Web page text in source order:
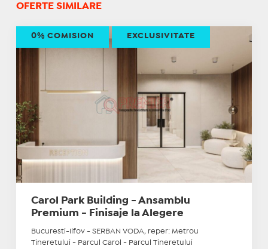
OFERTE SIMILARE
Carol Park Building - Ansamblu
Premium - Finisaje la Alegere
Bucuresti-Ilfov - SERBAN VODA, reper: Metrou
Tineretului - Parcul Carol - Parcul Tineretului
0% COMISION EXCLUSIVITATE